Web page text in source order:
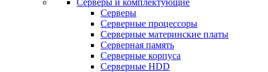
Серверы и комплектующие
Серверы
Серверные процессоры
Серверные материнские платы
Серверная память
Серверные корпуса
Серверные HDD